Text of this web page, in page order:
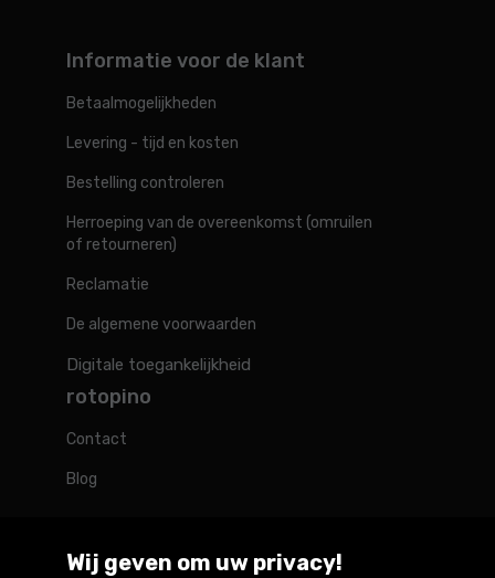
Informatie voor de klant
Betaalmogelijkheden
Levering - tijd en kosten
Bestelling controleren
Herroeping van de overeenkomst (omruilen
of retourneren)
Reclamatie
De algemene voorwaarden
Digitale toegankelijkheid
rotopino
Contact
Blog
Wij geven om uw privacy!